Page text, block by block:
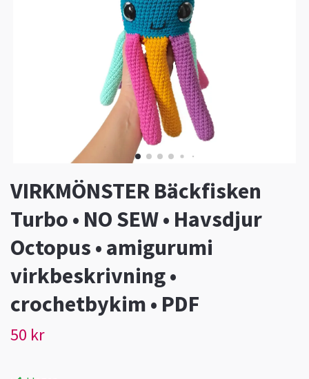
VIRKMÖNSTER Bäckfisken
Turbo • NO SEW • Havsdjur
Octopus • amigurumi
virkbeskrivning •
crochetbykim • PDF
50 kr